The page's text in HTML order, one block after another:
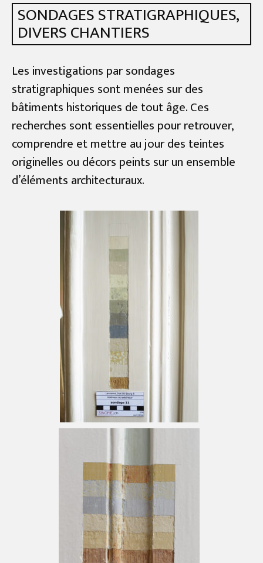
SONDAGES STRATIGRAPHIQUES,
DIVERS CHANTIERS
Les investigations par sondages
stratigraphiques sont menées sur des
bâtiments historiques de tout âge. Ces
recherches sont essentielles pour retrouver,
comprendre et mettre au jour des teintes
originelles ou décors peints sur un ensemble
d’éléments architecturaux.